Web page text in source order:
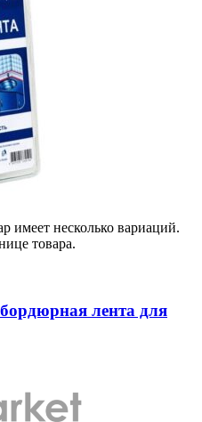
имеет несколько вариаций.
товара.
лента для